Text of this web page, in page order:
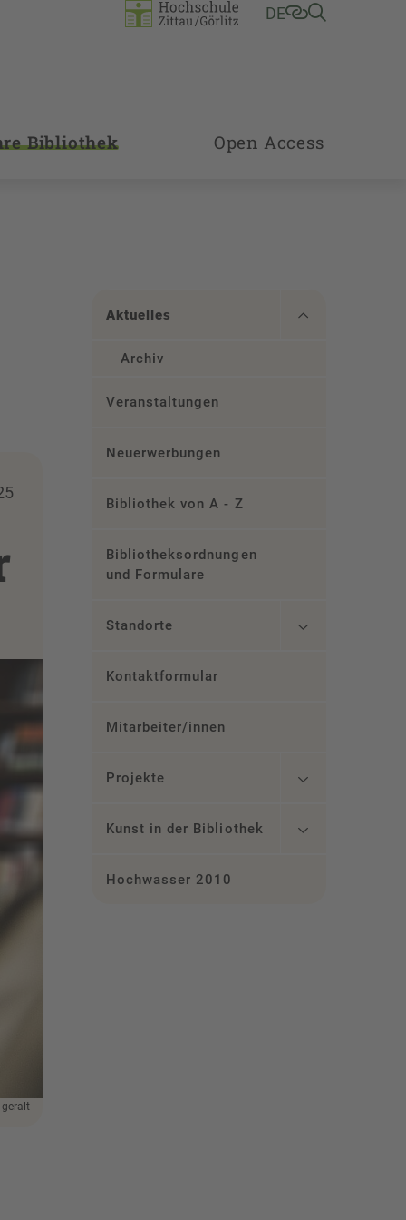
DE
Bibliothek Open Access
geralt
Aktuelles
Archiv
Veranstaltungen
Neuerwerbungen
Bibliothek von A - Z
Bibliotheksordnungen
und Formulare
Standorte
Kontaktformular
Mitarbeiter/innen
Projekte
Kunst in der Bibliothek
Hochwasser 2010